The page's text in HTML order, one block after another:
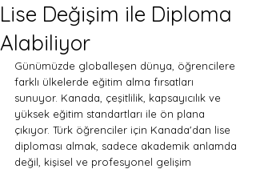
Lise Değişim ile Diploma
Alabiliyor
Günümüzde globalleşen dünya, öğrencilere
farklı ülkelerde eğitim alma fırsatları
sunuyor. Kanada, çeşitlilik, kapsayıcılık ve
yüksek eğitim standartları ile ön plana
çıkıyor. Türk öğrenciler için Kanada'dan lise
diploması almak, sadece akademik anlamda
değil, kişisel ve profesyonel gelişim